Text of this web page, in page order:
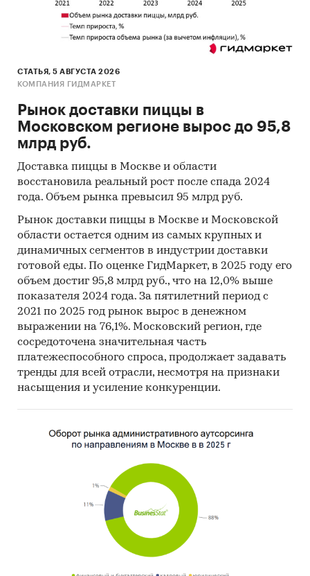
Архивы СМИ
Региональные и федеральные СМИ
Специализированные аналитические
порталы
Методы
Кабинетное исследование. Поиск и анализ
информации из различных источников,
проведение расчетов. Статистика и
аналитика.
Прогноз ГидМаркет. Современные
статистические методы прогнозирования с
поправкой на мнение экспертов.
Отчет отражает мнение авторов и не является
инвестиционной рекомендацией
Категории: Потребительские товары
Сантехника / Ванны и душевые кабины
Россия / Центральный федеральный округ
Москва
Россия / Центральный федеральный округ /
Московская область
СТАТЬЯ, 5 АВГУСТА 2026
КОМПАНИЯ ГИДМАРКЕТ
Рынок доставки пиццы в
Московском регионе вырос до 95,8
млрд руб.
Доставка пиццы в Москве и области
восстановила реальный рост после спада 2024
года. Объем рынка превысил 95 млрд руб.
Рынок доставки пиццы в Москве и Московской
области остается одним из самых крупных и
динамичных сегментов в индустрии доставки
готовой еды. По оценке ГидМаркет, в 2025 году его
объем достиг 95,8 млрд руб., что на 12,0% выше
показателя 2024 года. За пятилетний период с
2021 по 2025 год рынок вырос в денежном
выражении на 76,1%. Московский регион, где
сосредоточена значительная часть
платежеспособного спроса, продолжает задавать
тренды для всей отрасли, несмотря на признаки
насыщения и усиление конкуренции.